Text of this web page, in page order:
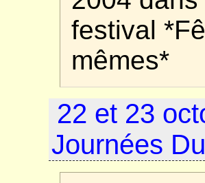
festival
mêmes*
22 et 23
Journées